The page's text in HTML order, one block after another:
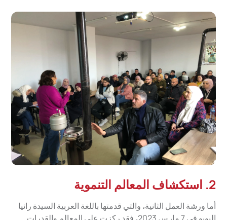
2. استكشاف المعالم التنموية
أما ورشة العمل الثانية، والتي قدمتها باللغة العربية السيدة رانيا